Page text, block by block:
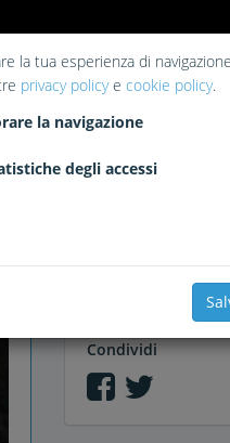
Condividi
la tua esperienza di
privacy policye cookie policy.
la navigazione
degli accessi